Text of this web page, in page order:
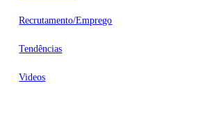
Recrutamento/Emprego
Tendências
Videos